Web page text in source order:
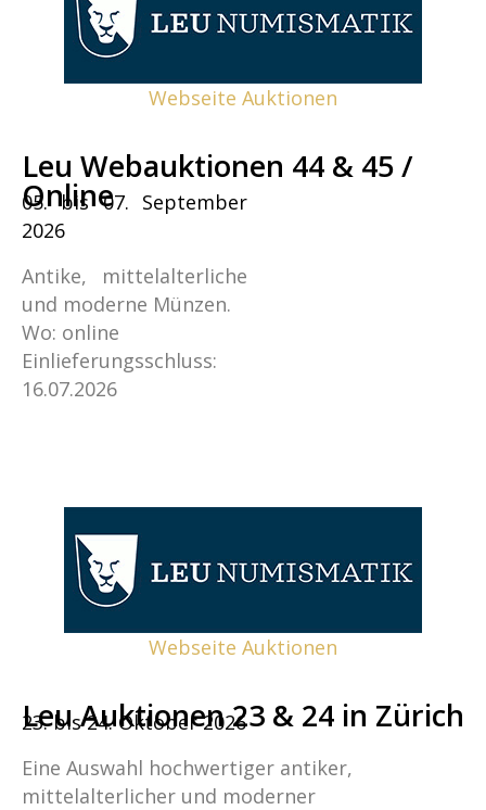
Webseite Auktionen
Leu Webauktionen 44 & 45 /
Online
05. bis 07. September
2026
Antike, mittelalterliche
und moderne Münzen.
Wo: online
Einlieferungsschluss:
16.07.2026
Webseite Auktionen
Leu Auktionen 23 & 24 in Zürich
23. bis 24. Oktober 2026
Eine Auswahl hochwertiger antiker,
mittelalterlicher und moderner